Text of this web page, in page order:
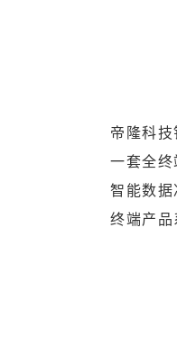
帝隆科
一套全终
智能数
终端产品